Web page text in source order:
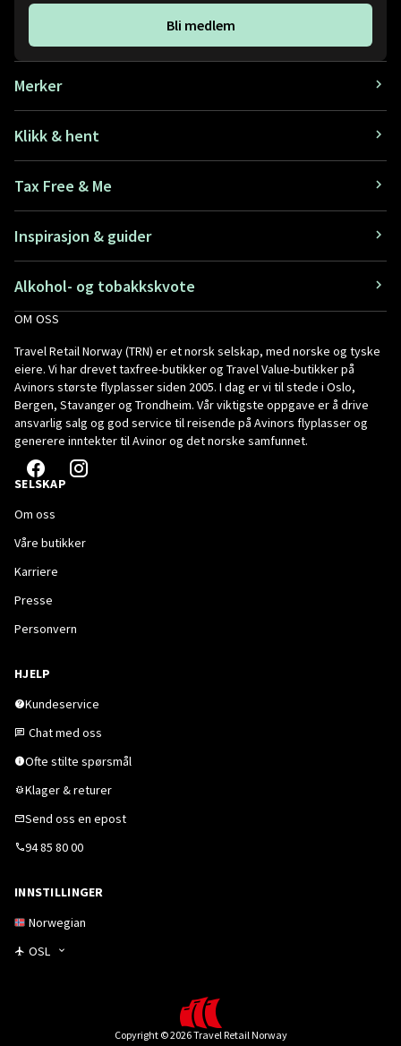
Bli medlem
Merker
Klikk & hent
Tax Free & Me
Inspirasjon & guider
Alkohol- og tobakkskvote
OM OSS
Travel Retail Norway (TRN) er et norsk selskap, med norske og tyske
eiere. Vi har drevet taxfree-butikker og Travel Value-butikker på
Avinors største flyplasser siden 2005. I dag er vi til stede i Oslo,
Bergen, Stavanger og Trondheim. Vår viktigste oppgave er å drive
ansvarlig salg og god service til reisende på Avinors flyplasser og
generere inntekter til Avinor og det norske samfunnet.
SELSKAP
Om oss
Våre butikker
Karriere
Presse
Personvern
HJELP
Kundeservice
Chat med oss
Ofte stilte spørsmål
Klager & returer
Send oss en epost
94 85 80 00
INNSTILLINGER
Norwegian
OSL
Copyright © 2026 Travel Retail Norway